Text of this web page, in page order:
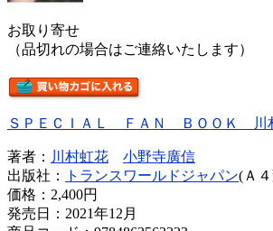
お取り寄せ
（品切れの場合はご連絡いたします）
ＳＰＥＣＩＡＬ ＦＡＮ ＢＯＯＫ 川
著者： 川村虹花
小野寺廣信
出版社：
トランスワールドジャパン(Ａ
価格： 2,400円
発売日：2021年12月